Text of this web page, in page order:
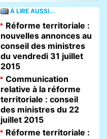
À LIRE AUSSI...
Réforme territoriale :
nouvelles annonces au
conseil des ministres
du vendredi 31 juillet
2015
Communication
relative à la réforme
territoriale : conseil
des ministres du 22
juillet 2015
Réforme territoriale :